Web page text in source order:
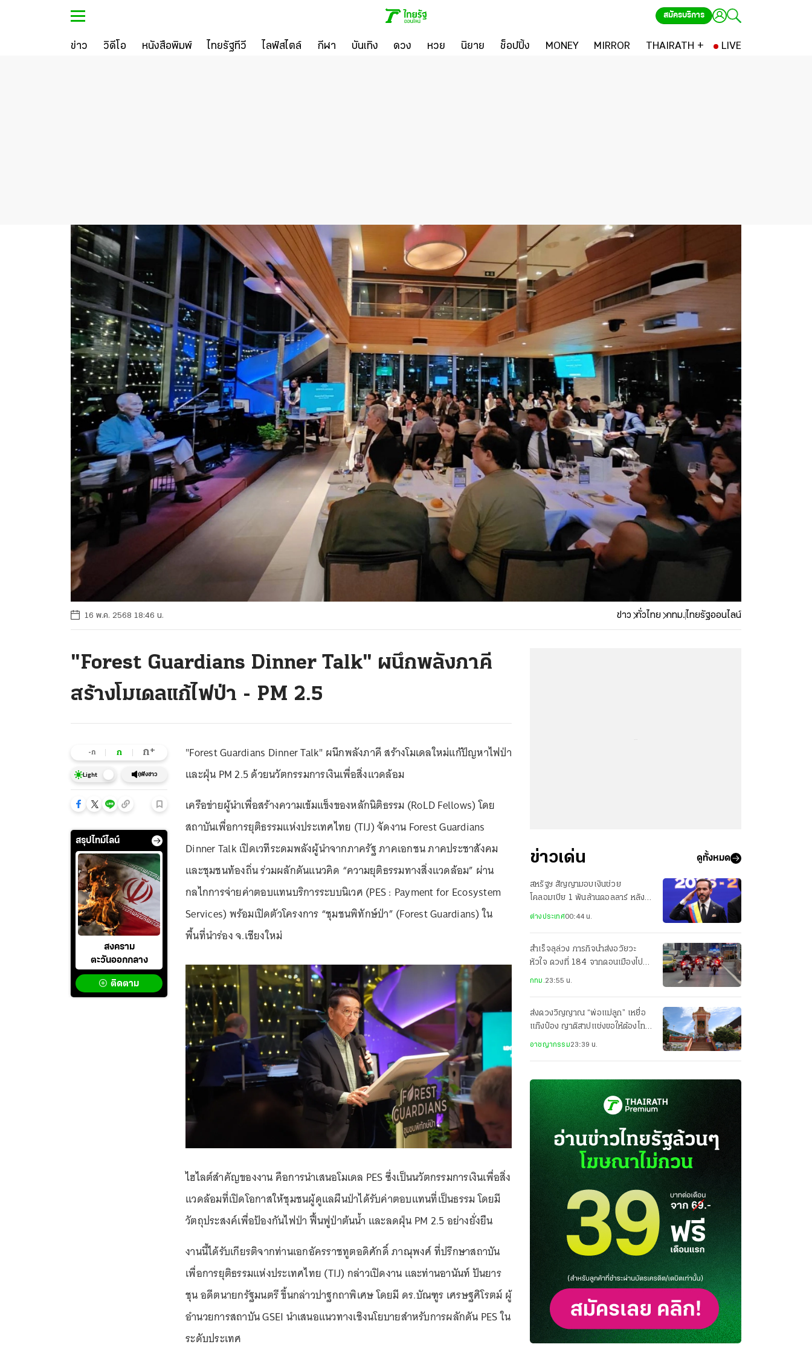
สมัครบริการ
ข่าว วิดีโอ หนังสือพิมพ์ ไทยรัฐทีวี ไลฟ์สไตล์ กีฬา บันเทิง ดวง หวย นิยาย ช็อปปิ้ง MONEY MIRROR THAIRATH + LIVE
16 พ.ค. 2568 18:46 น. ข่าว ทั่วไทย กทม.ไทยรัฐออนไลน์
"Forest Guardians Dinner Talk" ผนึกพลังภาคี
สร้างโมเดลแก้ไฟป่า - PM 2.5
-ก ก ก+
Light ฟังข่าว
สรุปไทม์ไลน์
สงคราม
ตะวันออกกลาง
ติดตาม
"Forest Guardians Dinner Talk" ผนึกพลังภาคี สร้างโมเดลใหม่แก้ปัญหาไฟป่า
และฝุ่น PM 2.5 ด้วยนวัตกรรมการเงินเพื่อสิ่งแวดล้อม
เครือข่ายผู้นำเพื่อสร้างความเข้มแข็งของหลักนิติธรรม (RoLD Fellows) โดย
สถาบันเพื่อการยุติธรรมแห่งประเทศไทย (TIJ) จัดงาน Forest Guardians
Dinner Talk เปิดเวทีระดมพลังผู้นำจากภาครัฐ ภาคเอกชน ภาคประชาสังคม
และชุมชนท้องถิ่น ร่วมผลักดันแนวคิด “ความยุติธรรมทางสิ่งแวดล้อม” ผ่าน
กลไกการจ่ายค่าตอบแทนบริการระบบนิเวศ (PES : Payment for Ecosystem
Services) พร้อมเปิดตัวโครงการ “ชุมชนพิทักษ์ป่า” (Forest Guardians) ใน
พื้นที่นำร่อง จ.เชียงใหม่
ไฮไลต์สำคัญของงาน คือการนำเสนอโมเดล PES ซึ่งเป็นนวัตกรรมการเงินเพื่อสิ่ง
แวดล้อมที่เปิดโอกาสให้ชุมชนผู้ดูแลผืนป่าได้รับค่าตอบแทนที่เป็นธรรม โดยมี
วัตถุประสงค์เพื่อป้องกันไฟป่า ฟื้นฟูป่าต้นน้ำ และลดฝุ่น PM 2.5 อย่างยั่งยืน
งานนี้ได้รับเกียรติจากท่านเอกอัครราชทูตอดิศักดิ์ ภาณุพงศ์ ที่ปรึกษาสถาบัน
เพื่อการยุติธรรมแห่งประเทศไทย (TIJ) กล่าวเปิดงาน และท่านอานันท์ ปันยาร
ชุน อดีตนายกรัฐมนตรี ขึ้นกล่าวปาฐกถาพิเศษ โดยมี ดร.บัณฑูร เศรษฐศิโรตม์ ผู้
อำนวยการสถาบัน GSEI นำเสนอแนวทางเชิงนโยบายสำหรับการผลักดัน PES ใน
ระดับประเทศ
ข่าวเด่น ดูทั้งหมด
สหรัฐฯ สัญญามอบเงินช่วย
โคลอมเบีย 1 พันล้านดอลลาร์ หลัง
ปธน.สาบานตน
ต่างประเทศ00:44 น.
สำเร็จลุล่วง ภารกิจนำส่งอวัยวะ
หัวใจ ดวงที่ 184 จากดอนเมืองไป
กทม.23:55 น.
ส่งดวงวิญญาณ “พ่อแม่ลูก” เหยื่อ
แก๊งป๋อง ญาติสาปแช่งขอให้ต้องโทษ
อาชญากรรม23:39 น.